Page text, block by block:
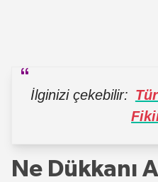
İlginizi çekebilir:
Ne Dükkanı